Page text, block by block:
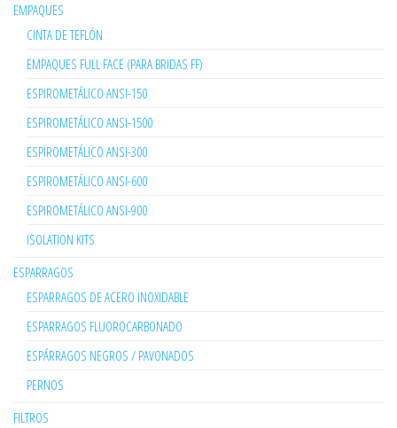
EMPAQUES
CINTA DE TEFLÓN
EMPAQUES FULL FACE (PARA BRIDAS FF)
ESPIROMETÁLICO ANSI-150
ESPIROMETÁLICO ANSI-1500
ESPIROMETÁLICO ANSI-300
ESPIROMETÁLICO ANSI-600
ESPIROMETÁLICO ANSI-900
ISOLATION KITS
ESPARRAGOS
ESPARRAGOS DE ACERO INOXIDABLE
ESPARRAGOS FLUOROCARBONADO
ESPÁRRAGOS NEGROS / PAVONADOS
PERNOS
FILTROS